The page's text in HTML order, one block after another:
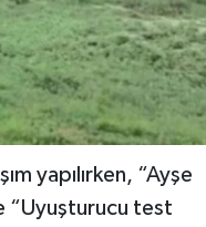
yapılırken, “Ayşe
“Uyuşturucu test